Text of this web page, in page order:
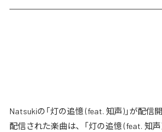
Natsukiの「灯の追憶 (feat. 知声)」が配信
配信された楽曲は、「灯の追憶 (feat. 知